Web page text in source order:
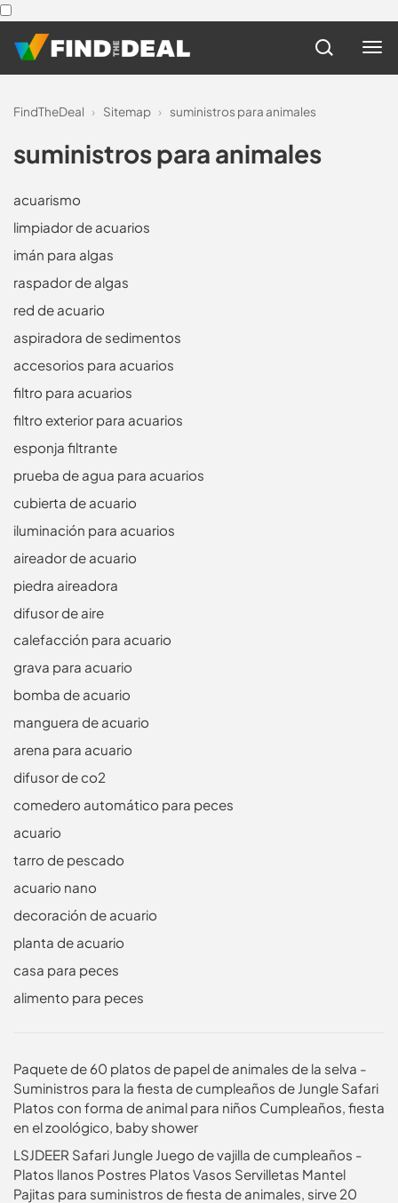
FindTheDeal › Sitemap › suministros para animales
suministros para animales
acuarismo
limpiador de acuarios
imán para algas
raspador de algas
red de acuario
aspiradora de sedimentos
accesorios para acuarios
filtro para acuarios
filtro exterior para acuarios
esponja filtrante
prueba de agua para acuarios
cubierta de acuario
iluminación para acuarios
aireador de acuario
piedra aireadora
difusor de aire
calefacción para acuario
grava para acuario
bomba de acuario
manguera de acuario
arena para acuario
difusor de co2
comedero automático para peces
acuario
tarro de pescado
acuario nano
decoración de acuario
planta de acuario
casa para peces
alimento para peces
Paquete de 60 platos de papel de animales de la selva -
Suministros para la fiesta de cumpleaños de Jungle Safari
Platos con forma de animal para niños Cumpleaños, fiesta
en el zoológico, baby shower
LSJDEER Safari Jungle Juego de vajilla de cumpleaños -
Platos llanos Postres Platos Vasos Servilletas Mantel
Pajitas para suministros de fiesta de animales, sirve 20